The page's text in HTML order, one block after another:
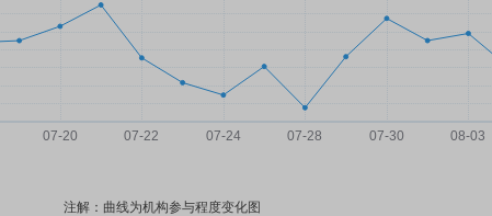
注解：曲线为机构参与程度变化图